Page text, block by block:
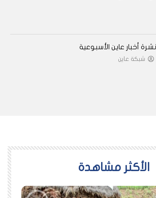
نشرة أخبار عاين الأسبوعية
شبكة عاين
اﻷكثر مشاهدة